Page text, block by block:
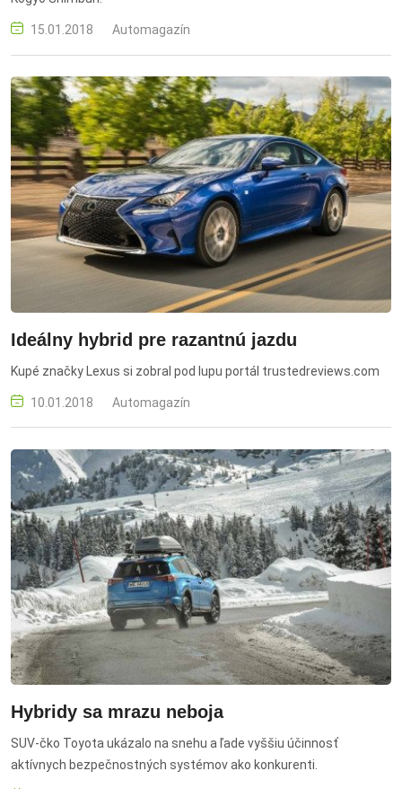
15.01.2018 Automagazín
Ideálny hybrid pre razantnú jazdu
Kupé značky Lexus si zobral pod lupu portál trustedreviews.com
10.01.2018 Automagazín
Hybridy sa mrazu neboja
SUV-čko Toyota ukázalo na snehu a ľade vyššiu účinnosť
aktívnych bezpečnostných systémov ako konkurenti.